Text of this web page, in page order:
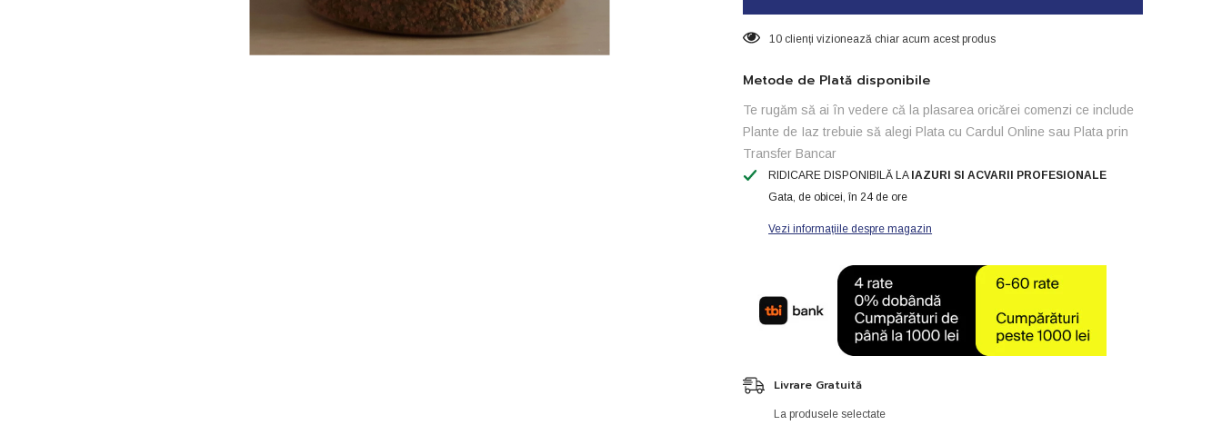
-
-100g
-
-100g
10 clienți vizionează chiar acum acest produs
Metode de Plată disponibile
Te rugăm să ai în vedere că la plasarea oricărei comenzi ce include
Plante de Iaz trebuie să alegi Plata cu Cardul Online sau Plata prin
Transfer Bancar
RIDICARE DISPONIBILĂ LA IAZURI SI ACVARII PROFESIONALE
Gata, de obicei, în 24 de ore
Vezi informațiile despre magazin
Livrare Gratuită
La produsele selectate